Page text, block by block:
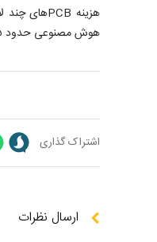
هوش مصنوعی حدود ۱۳۷۴۵ یوان قیمت دارند.
اشتراک گذاری
ارسال نظرات